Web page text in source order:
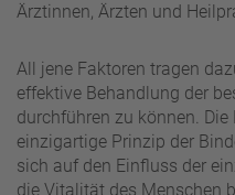
Ärztinnen, Ärzten und
All jene Faktoren tragen
effektive Behandlung der
durchführen zu können.
einzigartige Prinzip der
sich auf den Einfluss der
die Vitalität des Menschen